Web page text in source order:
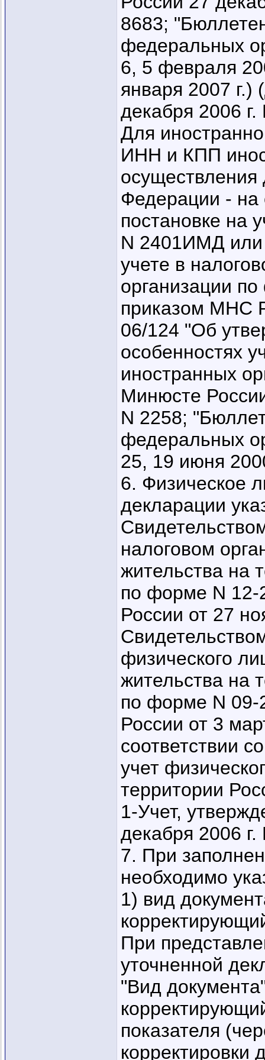
8683;
федеральных
6, 5 февраля
января 2007
декабря 2006
Для
ИНН и КПП
осуществления
Федерации - на
постановке на
N 2401ИМД
учете в
организации
приказом МНС
06/124 "Об
особенностях
иностранных
Минюсте
N 2258;
федеральных
25, 19 июня
6. Физическое
декларации
налоговом
жительства на
по форме N
России от 27
физического
жительства на
по форме N
России от 3
соответствии
учет
территории
1-Учет,
декабря 2006
7. При
необходимо
1) вид
При
уточненной
"Вид
показателя
корректировки